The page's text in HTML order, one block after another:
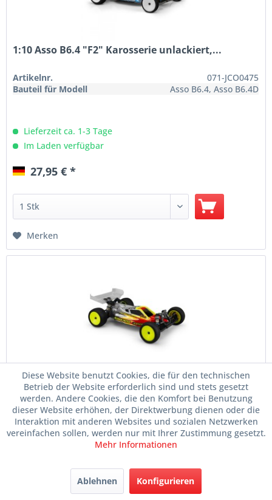
1:10 Asso B6.4 "F2" Karosserie unlackiert,...
Artikelnr.
071-JCO0475
Bauteil für Modell
Asso B6.4, Asso B6.4D
Lieferzeit ca. 1-3 Tage
Im Laden verfügbar
27,95 € *
Merken
1:10 Asso B6.4/D "P2" Karosse light unlackiert,...
Artikelnr.
071-JCO0476L
Bauteil für Modell
Asso B6.4, Asso B6.4D
Diese Website benutzt Cookies, die für den technischen
Betrieb der Website erforderlich sind und stets gesetzt
werden. Andere Cookies, die den Komfort bei Benutzung
dieser Website erhöhen, der Direktwerbung dienen oder die
Interaktion mit anderen Websites und sozialen Netzwerken
vereinfachen sollen, werden nur mit Ihrer Zustimmung gesetzt.
Mehr Informationen
Ablehnen Konfigurieren